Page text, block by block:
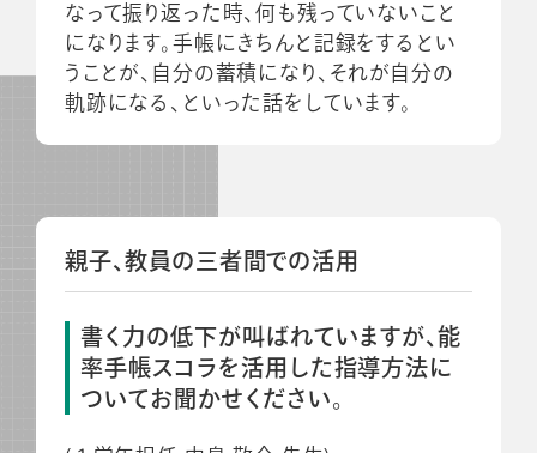
なって振り返った時、何も残っていないこと
になります。手帳にきちんと記録をするとい
うことが、自分の蓄積になり、それが自分の
軌跡になる、といった話をしています。
親子、教員の三者間での活用
書く力の低下が叫ばれていますが、能
率手帳スコラを活用した指導方法に
ついてお聞かせください。